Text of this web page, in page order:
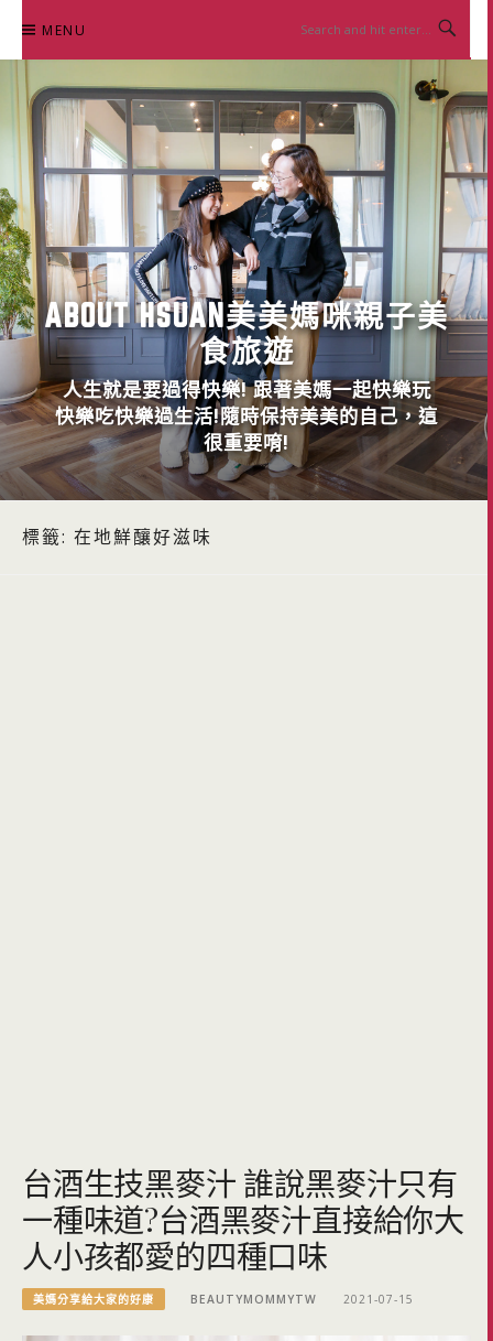
content
MENU
ABOUT HSUAN美美媽咪親子美
食旅遊
人生就是要過得快樂! 跟著美媽一起快樂玩
快樂吃快樂過生活!隨時保持美美的自己，這
很重要唷!
標籤: 在地鮮釀好滋味
台酒生技黑麥汁 誰說黑麥汁只有
一種味道?台酒黑麥汁直接給你大
人小孩都愛的四種口味
美媽分享給大家的好康 BEAUTYMOMMYTW 2021-07-15